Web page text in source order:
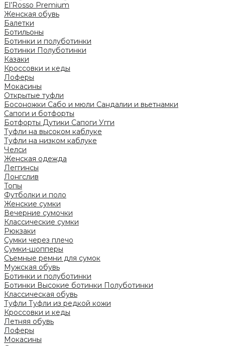
El’Rosso Premium
Женская обувь
Балетки
Ботильоны
Ботинки и полуботинки
Ботинки Полуботинки
Казаки
Кроссовки и кеды
Лоферы
Мокасины
Открытые туфли
Босоножки Сабо и мюли Сандалии и вьетнамки
Сапоги и ботфорты
Ботфорты Дутики Сапоги Угги
Туфли на высоком каблуке
Туфли на низком каблуке
Челси
Женская одежда
Леггинсы
Лонгслив
Топы
Футболки и поло
Женские сумки
Вечерние сумочки
Классические сумки
Рюкзаки
Сумки через плечо
Сумки-шопперы
Съемные ремни для сумок
Мужская обувь
Ботинки и полуботинки
Ботинки Высокие ботинки Полуботинки
Классическая обувь
Туфли Туфли из редкой кожи
Кроссовки и кеды
Летняя обувь
Лоферы
Мокасины